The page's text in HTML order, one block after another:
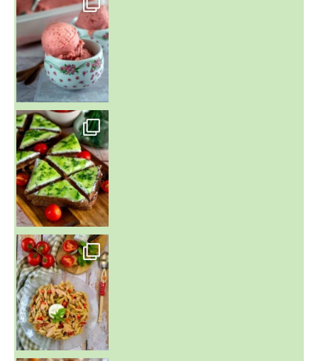
Presque un mois que
~ SALADE DE PÂTES AUX DEUX TOMATES THON ET BURRA